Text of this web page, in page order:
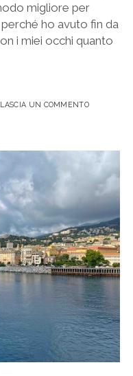
migliore per
ho avuto fin da
i miei occhi quanto
LASCIA UN COMMENTO